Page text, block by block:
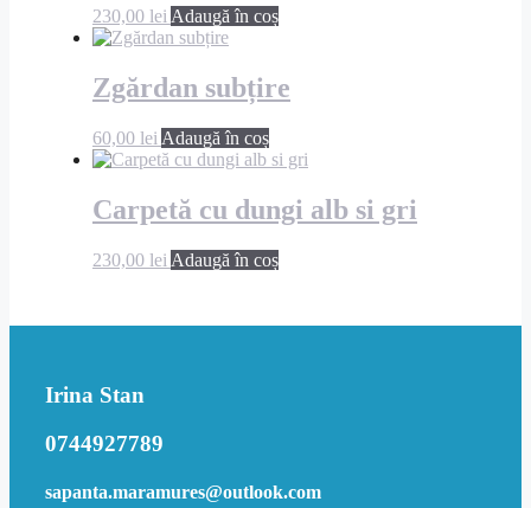
230,00 lei Adaugă în coș
Zgărdan subțire
60,00 lei Adaugă în coș
Carpetă cu dungi alb si gri
230,00 lei Adaugă în coș
Irina Stan
0744927789
sapanta.maramures@outlook.com